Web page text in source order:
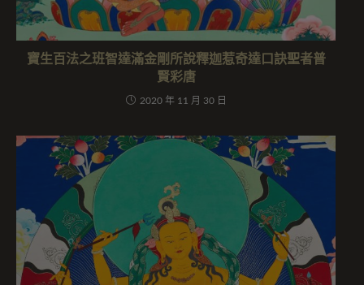
寶生百法之班智達滿金剛所說釋迦惹奇達口訣聖者普
賢彩唐
2020 年 11 月 30 日